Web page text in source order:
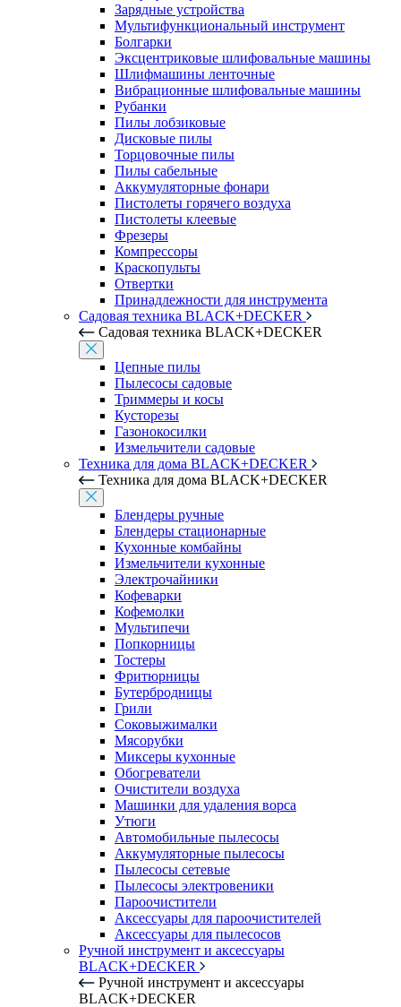
Зарядные устройства
Мультифункциональный инструмент
Болгарки
Эксцентриковые шлифовальные машины
Шлифмашины ленточные
Вибрационные шлифовальные машины
Рубанки
Пилы лобзиковые
Дисковые пилы
Торцовочные пилы
Пилы сабельные
Аккумуляторные фонари
Пистолеты горячего воздуха
Пистолеты клеевые
Фрезеры
Компрессоры
Краскопульты
Отвертки
Принадлежности для инструмента
Садовая техника BLACK+DECKER
Садовая техника BLACK+DECKER
Цепные пилы
Пылесосы садовые
Триммеры и косы
Кусторезы
Газонокосилки
Измельчители садовые
Техника для дома BLACK+DECKER
Техника для дома BLACK+DECKER
Блендеры ручные
Блендеры стационарные
Кухонные комбайны
Измельчители кухонные
Электрочайники
Кофеварки
Кофемолки
Мультипечи
Попкорницы
Тостеры
Фритюрницы
Бутербродницы
Грили
Соковыжималки
Мясорубки
Миксеры кухонные
Обогреватели
Очистители воздуха
Машинки для удаления ворса
Утюги
Автомобильные пылесосы
Аккумуляторные пылесосы
Пылесосы сетевые
Пылесосы электровеники
Пароочистители
Аксессуары для пароочистителей
Аксессуары для пылесосов
Ручной инструмент и аксессуары
BLACK+DECKER
Ручной инструмент и аксессуары
BLACK+DECKER